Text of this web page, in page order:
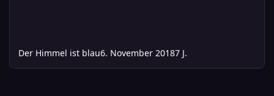
Der Himmel ist blau6. November 20187 J.